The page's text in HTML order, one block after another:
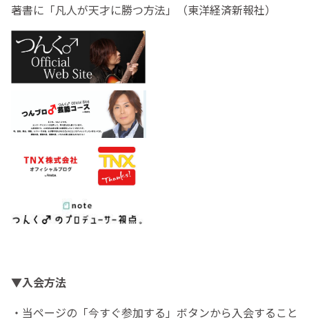
著書に「凡人が天才に勝つ方法」（東洋経済新報社）
▼入会方法
・当ページの「今すぐ参加する」ボタンから入会すること